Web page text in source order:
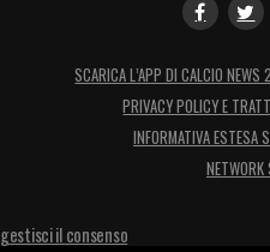
SCARICA L’APP DI CALCIO NEWS
PRIVACY POLICY E
INFORMATIVA ESTESA
NETWORK
gestisci il consenso